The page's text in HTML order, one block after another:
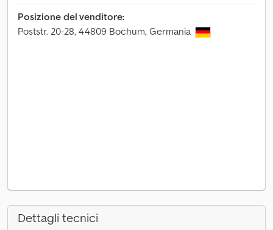
Posizione del venditore:
Poststr. 20-28, 44809 Bochum, Germania
Dettagli tecnici